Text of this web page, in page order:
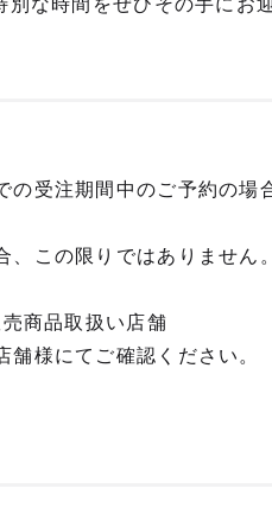
な時間をぜひその手にお
受注期間中のご予約の場
この限りではありません。
商品取扱い店舗
様にてご確認ください。